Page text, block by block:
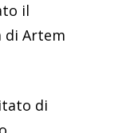
il
di Artem
di